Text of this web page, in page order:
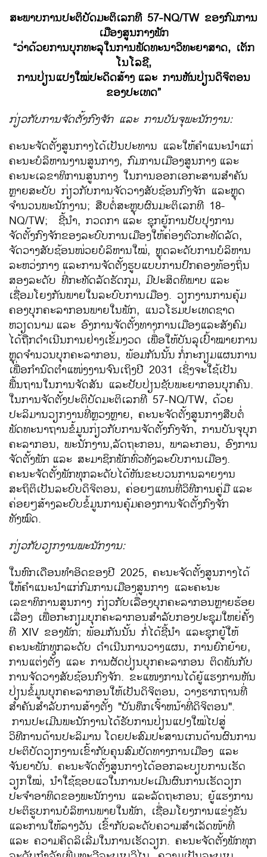
ສະພາບການປະຕິບັດມະຕິເລກທີ 57-NQ/TW ຂອງກົມການ
ເມືອງສູນກາງພັກ
“ວ່າດ້ວຍການບຸກທະລຸໃນການພັດທະນາວິທະຍາສາດ, ເຕັກ
ໂນໂລຊີ,
ການປ່ຽນແປງໃໝ່ປະດິດສ້າງ ແລະ ການຫັນປ່ຽນດິຈິຕອນ
ຂອງປະເທດ”
ກ່ຽວກັບການຈັດຕັ້ງກົງຈັກ ແລະ ການບັນຈຸພະນັກງານ:
ຄະນະຈັດຕັ້ງສູນກາງໄດ້ເປັນປະທານ ແລະໃຫ້ຄໍາແນະນໍາແກ່
ຄະນະບໍລິຫານງານສູນກາງ, ກົມການເມືອງສູນກາງ ແລະ
ຄະນະເລຂາທິການສູນກາງ ໃນການອອກເອກະສານສໍາຄັນ
ຫຼາຍສະບັບ ກ່ຽວກັບການຈັດວາງສັບຊ້ອນກົງຈັກ ແລະຫຼຸດ
ຈຳນວນພະນັກງານ; ສືບຕໍ່ສະຫຼຸບຜົນມະຕິເລກທີ 18-
NQ/TW;
ຊີ້ນໍາ, ກວດກາ ແລະ ຊຸກຍູ້ການປັບປຸງການ
ຈັດຕັ້ງກົງຈັກຂອງລະບົບການເມືອງໃຫ້ຄ່ອງຕົວກະທັດລັດ,
ຈັດວາງສັບຊ້ອນໜ່ວຍບໍລິຫານໃໝ່, ຫຼຸດລະດັບການບໍລິຫານ
ລະຫວ່ງກາງ ແລະການຈັດຕັ້ງຮູບແບບການປົກຄອງທ້ອງຖິ່ນ
ສອງລະດັບ ທີ່ກະທັດລັດຮັດກຸມ, ມີປະສິດທິພາບ ແລະ
ເຊື່ອມໂຍງກັນພາຍໃນລະບົບການເມືອງ. ວຽກງານການຄຸ້ມ
ຄອງບຸກຄະລາກອນພາຍໃນພັກ, ແນວໂຮມປະເທດຊາດ
ຫວຽດນາມ ແລະ ອົງການຈັດຕັ້ງທາງການເມືອງແລະສັງຄົມ
ໄດ້ຖືກດຳເນີນການຢ່າງເຂັ້ມງວດ ເພື່ອໃຫ້ບັນລຸເປົ້າໝາຍການ
ຫຼຸດຈຳນວນບຸກຄະລາກອນ, ພ້ອມກັນນັ້ນ ກໍ່ກະກຽມແຜນການ
ເພື່ອກຳນົດຕຳແໜ່ງງານຈົນເຖິງປີ 2031 ເຊິ່ງຈະໃຊ້ເປັນ
ພື້ນຖານໃນການຈັດສັນ ແລະປັບປ່ຽນຊັບພະຍາກອນບຸກຄົນ.
ໃນການຈັດຕັ້ງປະຕິບັດມະຕິເລກທີ 57-NQ/TW, ດ້ວຍ
ປະລິມານວຽກງານທີ່ຫຼວງຫຼາຍ, ຄະນະ​ຈັດ​ຕັ້ງ​ສູນ​ກາງ​ສືບ​ຕໍ່​
ພັດທະນາ​ຖານ​ຂໍ້​ມູນ​ກ່ຽວ​ກັບ​ການ​ຈັດ​ຕັ້ງກົງຈັກ, ການບັນຈຸບຸກ
ຄະລາກອນ, ພະນັກງານ,​ລັດຖະກອນ, ພາລະກອນ, ອົງການ​
ຈັດ​ຕັ້ງ​ພັກ ແລະ ສະມາຊິກ​ພັກ​ທົ່ວທັງ​ລະບົບ​ການ​ເມືອງ.
ຄະນະຈັດຕັ້ງພັກທຸກລະດັບໄດ້ຫັນຂະບວນການລາຍງານ
ສະຖິຕິເປັນລະບົບດິຈິຕອນ, ຄ່ອຍໆແທນທີ່ວິທີການຄູ່ມື ແລະ
ຄ່ອຍໆສ້າງລະບົບຂໍ້ມູນການຄຸ້ມຄອງການຈັດຕັ້ງກົງຈັກ
ທັງໝົດ.
ກ່ຽວກັບວຽກງານພະນັກງານ:
ໃນຫົກເດືອນທຳອິດຂອງປີ 2025, ຄະນະຈັດຕັ້ງສູນກາງໄດ້
ໃຫ້ຄຳແນະນຳແກ່ກົມການເມືອງສູນກາງ ແລະຄະນະ
ເລຂາທິການສູນກາງ ກ່ຽວກັບເລື່ອງບຸກຄະລາກອນຫຼາຍຮ້ອຍ
ເລື່ອງ ເພື່ອກະກຽມບຸກຄະລາກອນສຳລັບກອງປະຊຸມໃຫຍ່ຄັ້ງ
ທີ XIV ຂອງພັກ; ພ້ອມກັນນັ້ນ ກໍ່ໄດ້ຊີ້ນຳ ແລະຊຸກຍູ້ໃຫ້
ຄະນະພັກທຸກລະດັບ ດຳເນີນການວາງແຜນ, ການຍົກຍ້າຍ,
ການແຕ່ງຕັ້ງ ແລະ ການຜັດປ່ຽນບຸກຄະລາກອນ ຕິດພັນກັບ
ການຈັດວາງສັບຊ້ອນກົງຈັກ. ຂະແໜງການໄດ້ຍູ້ແຮງການຫັນ
ປ່ຽນຂໍ້ມູນບຸກຄະລາກອນໃຫ້ເປັນດິຈິຕອນ, ວາງຮາກຖານທີ່
ສໍາຄັນສໍາລັບການສ້າງຕັ້ງ "ບັນທຶກເຈົ້າຫນ້າທີ່ດິຈິຕອນ".
ການປະເມີນພະນັກງານໄດ້ຮັບການປ່ຽນແປງໃໝ່ໄປສູ່
ວິທີການດ້ານປະລິມານ ໂດຍປະສົມປະສານເກນດ້ານຜົນການ
ປະຕິບັດວຽກງານເຂົ້າກັບຄຸນສົມບັດທາງການເມືອງ ແລະ
ຈັນຍາບັນ. ຄະນະຈັດຕັ້ງສູນກາງໄດ້ອອກລະບຽບການເຮັດ
ວຽກໃໝ່, ນຳໃຊ້ຊອບແວໃນການປະເມີນຜົນການເຮັດວຽກ
ປະຈຳອາທິດຂອງພະນັກງານ ແລະລັດຖະກອນ; ຍູ້ແຮງການ
ປະຕິຮູບການບໍລິຫານພາຍໃນພັກ, ເຊື່ອມໂຍງການແຂ່ງຂັນ
ແລະການໃຫ້ລາງວັນ ເຂົ້າກັບລະດັບຄວາມສຳເລັດໜ້າທີ່
ແລະ ຄວາມຄິດລິເລີ່ມໃນການເຮັດວຽກ. ຄະນະຈັດຕັ້ງພັກທຸກ